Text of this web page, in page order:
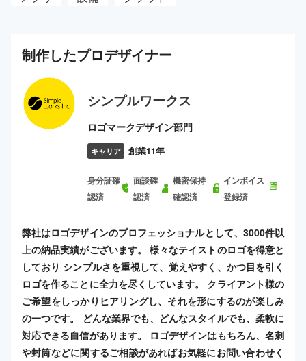
制作したプロデザイナー
シンプルワークス
ロゴマークデザイン部門
キャリア 創業11年
身分証確
認済
面談確
認済
機密保持
確認済
インボイス
登録済
弊社はロゴデザインのプロフェッショナルとして、3000件以
上の納品実績がございます。 様々なテイストのロゴを得意と
しており シンプルさを重視して、覚えやすく、かつ目を引く
ロゴを作ることに全力を尽くしています。 クライアント様の
ご希望をしっかりヒアリングし、それを形にするのが楽しみ
の一つです。 どんな業界でも、どんなスタイルでも、柔軟に
対応できる自信があります。 ロゴデザインはもちろん、名刺
や封筒などに関するご相談があればお気軽にお問い合わせく